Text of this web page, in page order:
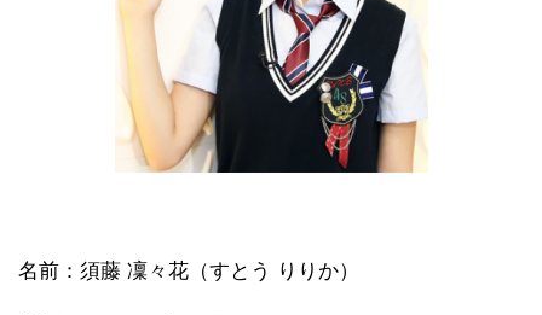
名前：須藤 凜々花（すとう りりか）